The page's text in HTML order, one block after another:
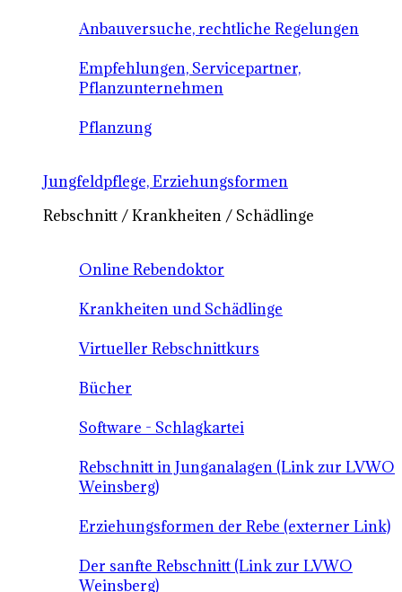
Anbauversuche, rechtliche Regelungen
Empfehlungen, Servicepartner,
Pflanzunternehmen
Pflanzung
Jungfeldpflege, Erziehungsformen
Rebschnitt / Krankheiten / Schädlinge
Online Rebendoktor
Krankheiten und Schädlinge
Virtueller Rebschnittkurs
Bücher
Software - Schlagkartei
Rebschnitt in Junganalagen (Link zur LVWO
Weinsberg)
Erziehungsformen der Rebe (externer Link)
Der sanfte Rebschnitt (Link zur LVWO
Weinsberg)